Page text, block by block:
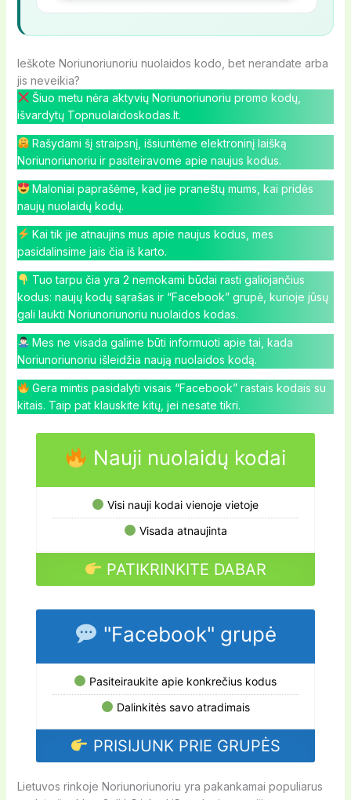
Ieškote Noriunoriunoriu nuolaidos kodo, bet nerandate arba
jis neveikia?
Šiuo metu nėra aktyvių Noriunoriunoriu promo kodų,
išvardytų Topnuolaidoskodas.lt.
Rašydami šį straipsnį, išsiuntėme elektroninį laišką
Noriunoriunoriu ir pasiteiravome apie naujus kodus.
Maloniai paprašėme, kad jie praneštų mums, kai pridės
naujų nuolaidų kodų.
Kai tik jie atnaujins mus apie naujus kodus, mes
pasidalinsime jais čia iš karto.
Tuo tarpu čia yra 2 nemokami būdai rasti galiojančius
kodus: naujų kodų sąrašas ir “Facebook” grupė, kurioje jūsų
gali laukti Noriunoriunoriu nuolaidos kodas.
Mes ne visada galime būti informuoti apie tai, kada
Noriunoriunoriu išleidžia naują nuolaidos kodą.
Gera mintis pasidalyti visais “Facebook” rastais kodais su
kitais. Taip pat klauskite kitų, jei nesate tikri.
Nauji nuolaidų kodai
Visi nauji kodai vienoje vietoje
Visada atnaujinta
PATIKRINKITE DABAR
"Facebook" grupė
Pasiteiraukite apie konkrečius kodus
Dalinkitės savo atradimais
PRISIJUNK PRIE GRUPĖS
Lietuvos rinkoje Noriunoriunoriu yra pakankamai populiarus